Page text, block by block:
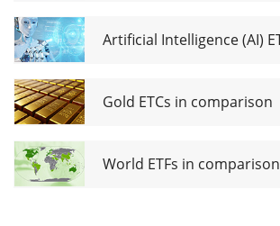
Gold ETCs in comparison
World ETFs in comparison